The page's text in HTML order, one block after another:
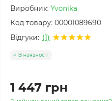
Виробник: Yvonika
Код товару: 00001089690
Відгуки: (1)
В наявності
1 447 грн